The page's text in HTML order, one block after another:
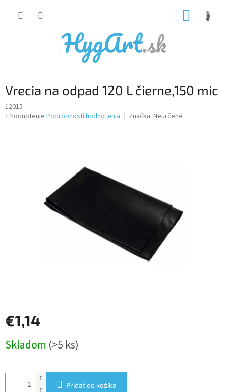
Vrecia na odpad 120 L čierne,150 mic
12015
Priemerné
1 hodnotenie Podrobnosti hodnotenia Značka: Neurčené
€1,14
cena:
Skladom (>5 ks)
Pridať do košíka